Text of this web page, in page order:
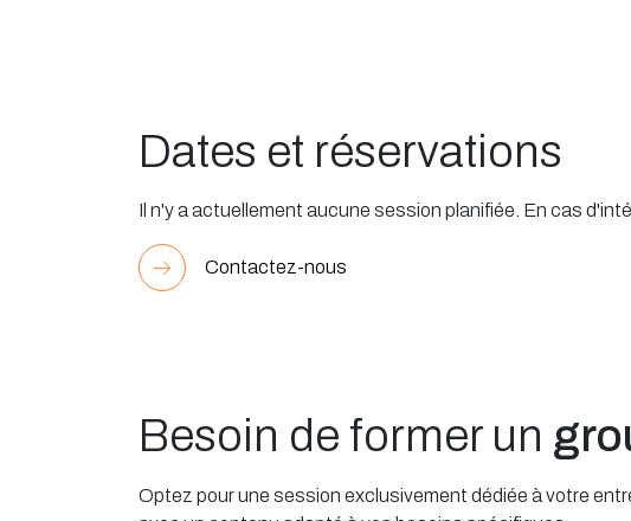
Dates et réservations
Il n'y a actuellement aucune session planifiée. En cas
Contactez-nous
Besoin de former un
Optez pour une session exclusivement dédiée à votre